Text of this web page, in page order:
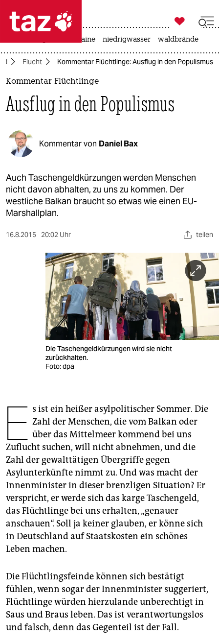
 taz zahl ich
taz zahl ich
politik
öko
gesellschaft
kultur
sport
wahrheit
veranstaltungen
fragen & hilfe
genossenschaft
epaper login

taz zahl ich
krieg in der ukraine niedrigwasser waldbrände
Flucht Kommentar Flüchtlinge: Ausflug in den Populismus
Kommentar Flüchtlinge
Ausflug in den Populismus
Kommentar von Daniel Bax
Auch Taschengeldkürzungen werden Menschen
nicht davon abhalten, zu uns zu kommen. Der
westliche Balkan braucht so etwas wie einen EU-
Marshallplan.
16.8.2015 20:02 Uhr teilen
Die Taschengeldkürzungen wird sie nicht
zurückhalten.
Foto: dpa
E s ist ein heißer asylpolitischer Sommer. Die
Zahl der Menschen, die vom Balkan oder
über das Mittelmeer kommend bei uns
Zuflucht suchen, will nicht abnehmen, und die
Zahl der gewalttätigen Übergriffe gegen
Asylunterkünfte nimmt zu. Und was macht der
Innenminister in dieser brenzligen Situation? Er
verspricht, er werde sich das karge Taschengeld,
das Flüchtlinge bei uns erhalten, „genauer
anschauen“. Soll ja keiner glauben, er könne sich
in Deutschland auf Staatskosten ein schönes
Leben machen.
Die Flüchtlingsfeinde können sich bestätigt
fühlen, wenn sogar der Innenminister suggeriert,
Flüchtlinge würden hierzulande unberechtigt in
Saus und Braus leben. Das ist verantwortungslos
und falsch, denn das Gegenteil ist der Fall.